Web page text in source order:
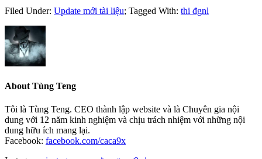
Filed Under: Update mới tài liệu; Tagged With: thi đgnl
About Tùng Teng
Tôi là Tùng Teng. CEO thành lập website và là Chuyên gia nội
dung với 12 năm kinh nghiệm và chịu trách nhiệm với những nội
dung hữu ích mang lại.
Facebook: facebook.com/caca9x